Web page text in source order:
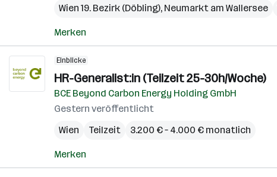
Wien 19. Bezirk (Döbling), Neumarkt am Wallersee
Merken
Einblicke
HR-Generalist:in (Teilzeit 25-30h/Woche)
BCE Beyond Carbon Energy Holding GmbH
Gestern veröffentlicht
Wien
Teilzeit 3.200 € – 4.000 € monatlich
Merken